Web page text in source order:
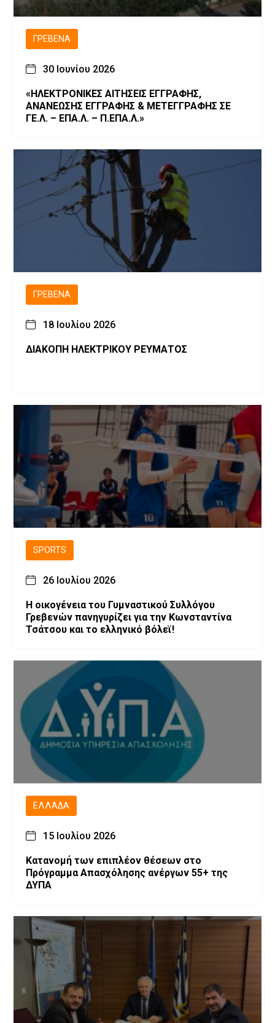
ΓΡΕΒΕΝΆ
30 Ιουνίου 2026
«ΗΛΕΚΤΡΟΝΙΚΕΣ ΑΙΤΗΣΕΙΣ ΕΓΓΡΑΦΗΣ,
ΑΝΑΝΕΩΣΗΣ ΕΓΓΡΑΦΗΣ & ΜΕΤΕΓΓΡΑΦΗΣ ΣΕ
ΓΕ.Λ. – ΕΠΑ.Λ. – Π.ΕΠΑ.Λ.»
ΓΡΕΒΕΝΆ
18 Ιουλίου 2026
ΔΙΑΚΟΠΗ ΗΛΕΚΤΡΙΚΟΥ ΡΕΥΜΑΤΟΣ
SPORTS
26 Ιουλίου 2026
H οικογένεια του Γυμναστικού Συλλόγου
Γρεβενών πανηγυρίζει για την Κωνσταντίνα
Τσάτσου και το ελληνικό βόλεϊ!
ΕΛΛΆΔΑ
15 Ιουλίου 2026
Κατανομή των επιπλέον θέσεων στο
Πρόγραμμα Απασχόλησης ανέργων 55+ της
ΔΥΠΑ